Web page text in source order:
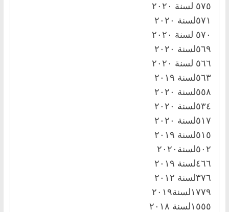
٥٧٥ لسنة ٢٠٢٠
٥٧١لسنة ٢٠٢٠
٥٧٠ لسنة ٢٠٢٠
٥٦٩لسنة ٢٠٢٠
٥٦٦ لسنة ٢٠٢٠
٥٦٣لسنة ٢٠١٩
٥٥٨لسنة ٢٠٢٠
٥٣٤لسنة ٢٠٢٠
٥١٧لسنة ٢٠٢٠
٥١٥لسنة ٢٠١٩
٥٠٢لسنة٢٠٢٠
٤٦٦لسنة ٢٠١٩
٣٧٦لسنة ٢٠١٢
١٧٧٩لسنة٢٠١٩
١٥٥٥لسنة ٢٠١٨